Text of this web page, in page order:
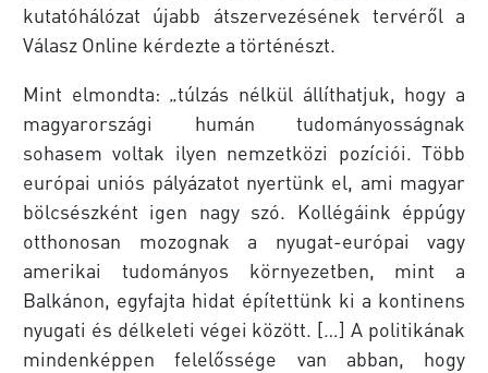
kutatóhálózat újabb átszervezésének tervéről a
Válasz Online kérdezte a történészt.
Mint elmondta: „túlzás nélkül állíthatjuk, hogy a
magyarországi humán tudományosságnak
sohasem voltak ilyen nemzetközi pozíciói. Több
európai uniós pályázatot nyertünk el, ami magyar
bölcsészként igen nagy szó. Kollégáink éppúgy
otthonosan mozognak a nyugat-európai vagy
amerikai tudományos környezetben, mint a
Balkánon, egyfajta hidat építettünk ki a kontinens
nyugati és délkeleti végei között. […] A politikának
mindenképpen felelőssége van abban, hogy